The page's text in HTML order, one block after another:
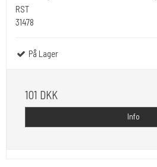
RST
31478
På Lager
101 DKK
Info